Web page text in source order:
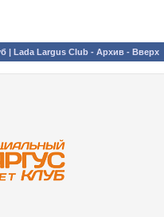
| Lada Largus Club - Архив - Вверх